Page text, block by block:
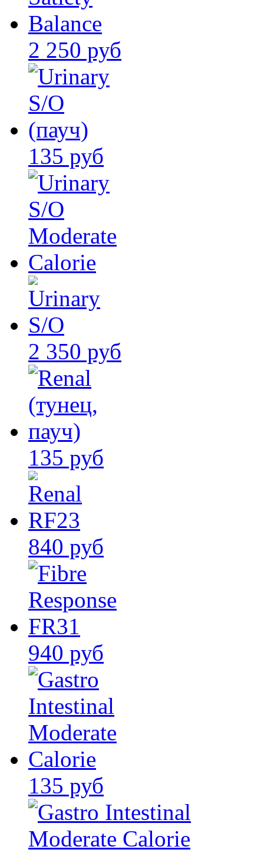
2 250 руб
135 руб
2 350 руб
135 руб
840 руб
940 руб
135 руб